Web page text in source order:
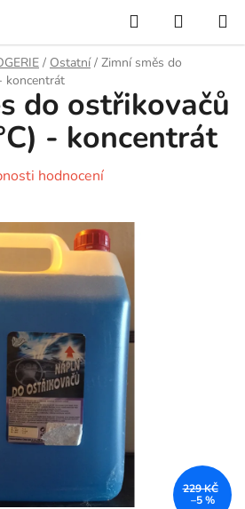
Hledat
KOŠÍK
/ Ostatní / Zimní směs do
koncentrát
do ostřikovačů
- koncentrát
hodnocení
229 KČ
–5 %